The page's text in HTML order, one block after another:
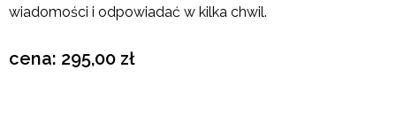
wiadomości i odpowiadać w kilka chwil.
cena: 295,00 zł